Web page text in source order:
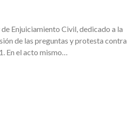
Enjuiciamiento Civil, dedicado a la
de las preguntas y protesta contra
En el acto mismo…